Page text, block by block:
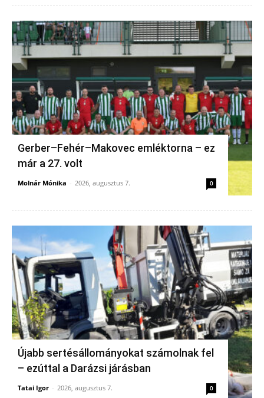
Gerber–Fehér–Makovec emléktorna – ez
már a 27. volt
Molnár Mónika - 2026, augusztus 7. 0
Újabb sertésállományokat számolnak fel
– ezúttal a Darázsi járásban
Tatai Igor - 2026, augusztus 7. 0